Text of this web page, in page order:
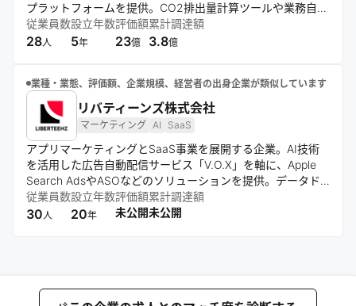
プラットフォームを提供。CO2排出量計算ツールや業務自動
化ソフトウェアを開発し、業界の効率化と環境負荷低減に貢
献する。「Gorlem CO2」などのサービスを通じ、建設業界
従業員数
28人
設立年数
5年
評価額
23億
累計調達額
3.8億
業種・業態、評価額、企業規模、経営者の出身企業が類似しています
リバティーンズ株式会社
マーケティング AI SaaS
アプリマーケティングとSaaS事業を展開する企業。AI技術
を活用した広告自動配信サービス「V.O.X」を軸に、Apple
Search AdsやASOなどのソリューションを提供。データド
リブンな手法で、優れたアプリをユーザーに届けるプロセス
を革新し、社会貢献を目指す。
従業員数
30人
設立年数
20年
評価額
未公開
累計調達額
未公開